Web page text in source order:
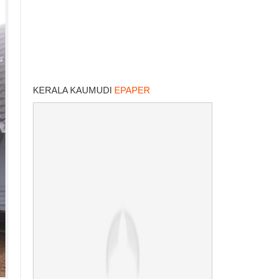
KERALA KAUMUDI EPAPER